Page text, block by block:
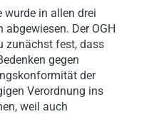
wurde in allen drei
abgewiesen. Der OGH
zunächst fest, dass
gegen
der
Verordnung ins
weil auch